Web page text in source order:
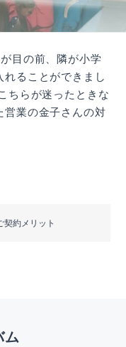
目の前、隣が小学
ることができまし
ちらが迷ったときな
営業の金子さんの対
契約メリット
ム